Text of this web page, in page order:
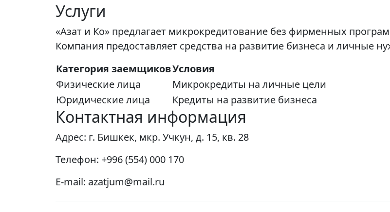
Услуги
«Азат и Ко» предлагает микрокредитование без фирменных
Компания предоставляет средства на развитие бизнеса и личные
Категория заемщиковУсловия
Физические лица
Микрокредиты на личные цели
Юридические лица
Кредиты на развитие бизнеса
Контактная информация
Адрес: г. Бишкек, мкр. Учкун, д. 15, кв. 28
Телефон: +996 (554) 000 170
E-mail: azatjum@mail.ru